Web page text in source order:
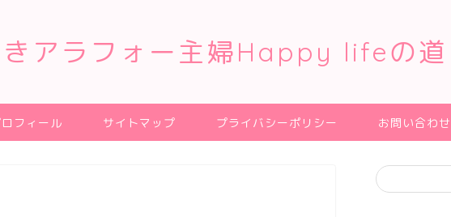
アラフォー主婦Happy lifeの道
フィール サイトマップ プライバシーポリシー お問い合わせ